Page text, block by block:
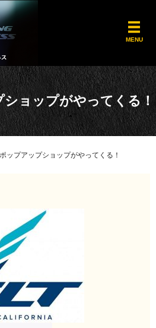
MENU
ョップがやってくる！
ップアップショップがやってくる！